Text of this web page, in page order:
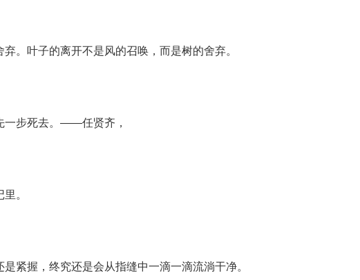
。叶子的离开不是风的召唤，而是树的舍弃。
一步死去。――任贤齐，
。
紧握，终究还是会从指缝中一滴一滴流淌干净。